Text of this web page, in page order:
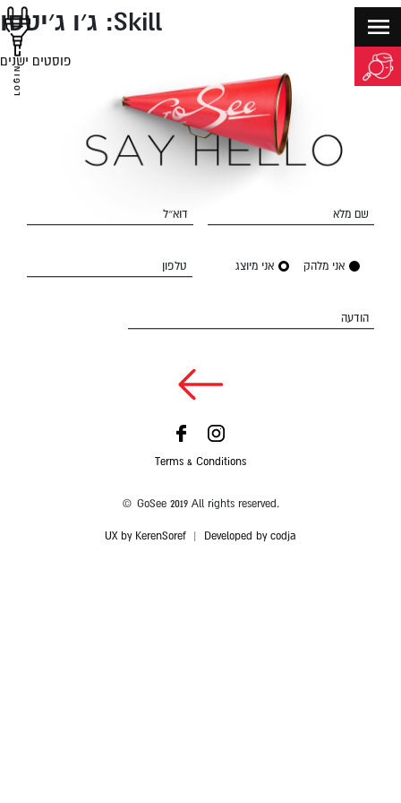
LOGIN
Skill: ג׳ו ג׳יטסו
ניווט פוסטים ישנים
שם מלא דוא״ל
אני מלהק אני מיוצג טלפון
הודעה
Terms & Conditions
© GoSee 2019 All rights reserved.
UX by KerenSoref Developed by codja